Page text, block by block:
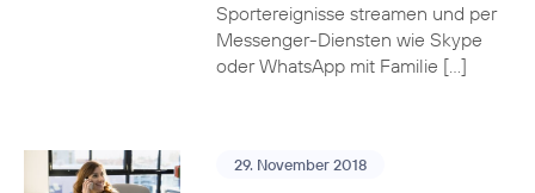
Sportereignisse streamen und per
Messenger-Diensten wie Skype
oder WhatsApp mit Familie […]
29. November 2018